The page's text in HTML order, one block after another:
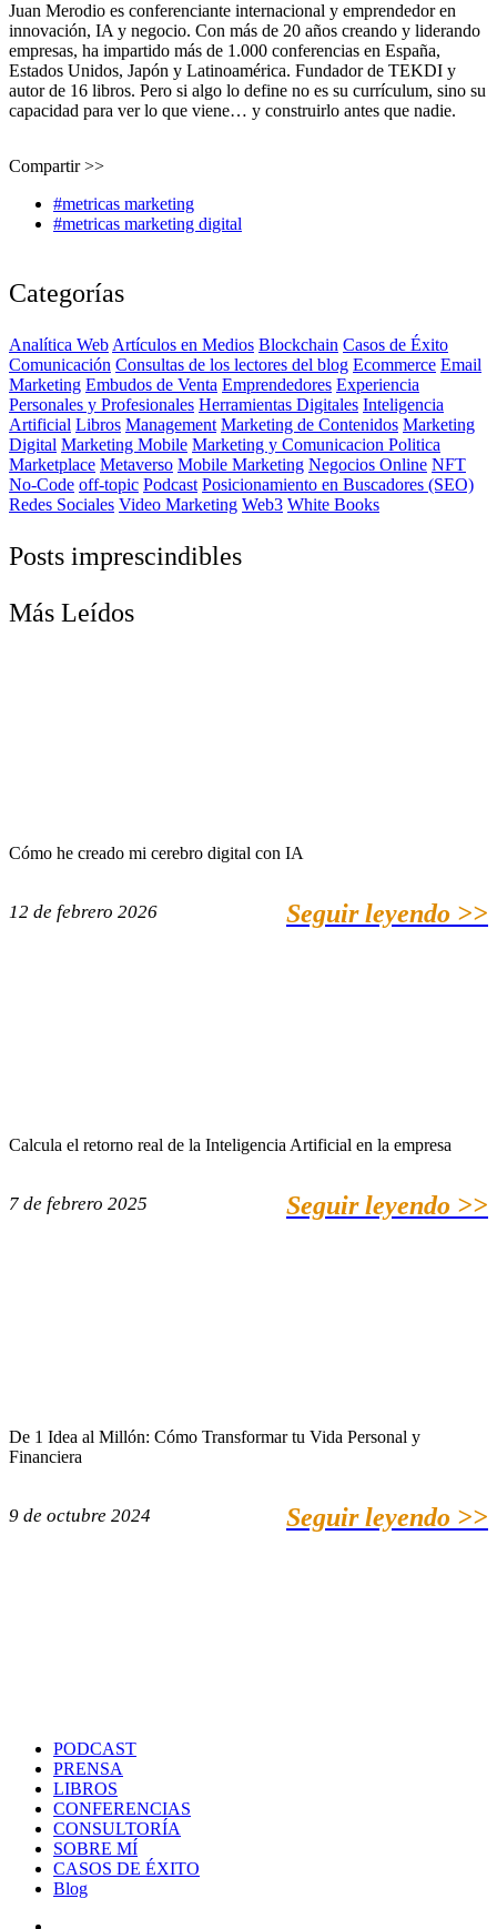
Juan Merodio es conferenciante internacional y emprendedor en
innovación, IA y negocio. Con más de 20 años creando y liderando
empresas, ha impartido más de 1.000 conferencias en España,
Estados Unidos, Japón y Latinoamérica. Fundador de TEKDI y
autor de 16 libros. Pero si algo lo define no es su currículum, sino su
capacidad para ver lo que viene… y construirlo antes que nadie.
Compartir >>
#metricas marketing
#metricas marketing digital
Categorías
Analítica Web Artículos en Medios Blockchain Casos de Éxito
Comunicación Consultas de los lectores del blog Ecommerce Email
Marketing Embudos de Venta Emprendedores Experiencia
Personales y Profesionales Herramientas Digitales Inteligencia
Artificial Libros Management Marketing de Contenidos Marketing
Digital Marketing Mobile Marketing y Comunicacion Politica
Marketplace Metaverso Mobile Marketing Negocios Online NFT
No-Code off-topic Podcast Posicionamiento en Buscadores (SEO)
Redes Sociales Video Marketing Web3 White Books
Posts imprescindibles
Más Leídos
Cómo he creado mi cerebro digital con IA
12 de febrero 2026 Seguir leyendo >>
Calcula el retorno real de la Inteligencia Artificial en la empresa
7 de febrero 2025 Seguir leyendo >>
De 1 Idea al Millón: Cómo Transformar tu Vida Personal y
Financiera
9 de octubre 2024 Seguir leyendo >>
PODCAST
PRENSA
LIBROS
CONFERENCIAS
CONSULTORÍA
SOBRE MÍ
CASOS DE ÉXITO
Blog